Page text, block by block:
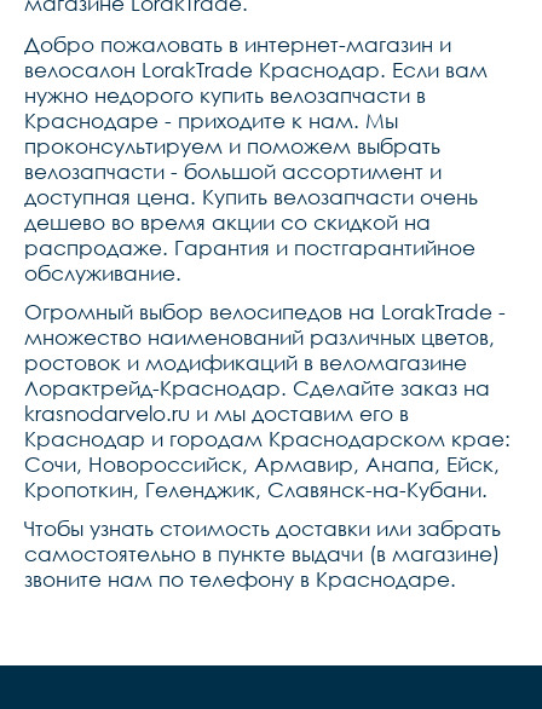
Добро пожаловать в интернет-магазин и
велосалон LorakTrade Краснодар. Если вам
нужно недорого купить велозапчасти в
Краснодаре - приходите к нам. Мы
проконсультируем и поможем выбрать
велозапчасти - большой ассортимент и
доступная цена. Купить велозапчасти очень
дешево во время акции со скидкой на
распродаже. Гарантия и постгарантийное
обслуживание.
Огромный выбор велосипедов на LorakTrade -
множество наименований различных цветов,
ростовок и модификаций в веломагазине
Лорактрейд-Краснодар. Сделайте заказ на
krasnodarvelo.ru и мы доставим его в
Краснодар и городам Краснодарском крае:
Сочи, Новороссийск, Армавир, Анапа, Ейск,
Кропоткин, Геленджик, Славянск-на-Кубани.
Чтобы узнать стоимость доставки или забрать
самостоятельно в пункте выдачи (в магазине)
звоните нам по телефону в Краснодаре.